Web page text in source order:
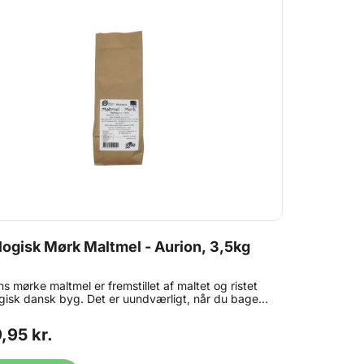
Mørk Maltmel - Aurion, 3,5kg
mørke maltmel er fremstillet af maltet og ristet
dansk byg. Det er uundværligt, når du bager
en smuk varm farve og dejlig smag. Dosering:
kr.